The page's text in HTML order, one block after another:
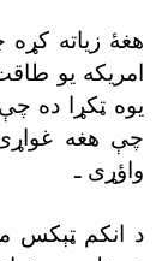
هغۀ زياته
امريکه يو
يوه ټکړا ده
چې هغه
واؤړى ـ
د انکم ټېکس